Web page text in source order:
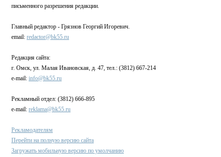
письменного разрешения редакции.
Главный редактор - Грязнов Георгий Игоревич.
email: redactor@bk55.ru
Редакция сайта:
г. Омск, ул. Малая Ивановская, д. 47, тел.: (3812) 667-214
e-mail: info@bk55.ru
Рекламный отдел: (3812) 666-895
e-mail: reklama@bk55.ru
Рекламодателям
Перейти на полную версию сайта
Загружать мобильную версию по умолчанию